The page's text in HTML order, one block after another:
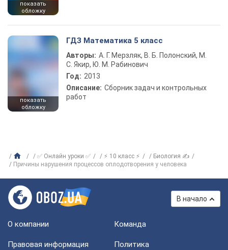
показать
обложку
показать
обложку
ГДЗ Математика 5 класс
Авторы: А. Г. Мерзляк, В. Б. Полонский, М.
С. Якир, Ю. М. Рабинович
Год: 2013
Описание: Сборник задач и контрольных
работ
✅ Онлайн уроки ✅ ⚡ 10 класс ⚡
Биология ✍
Причины нарушения процессов оплодотворения у человека
В начало
О компании Команда
Правовая информация
Политика